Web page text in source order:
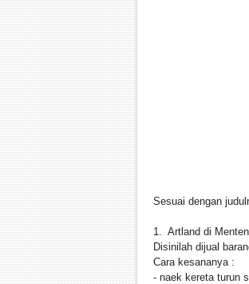
Sesuai dengan
1. Artland di
Disinilah dijual
Cara kesananya :
- naek kereta turun